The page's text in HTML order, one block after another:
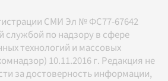
СМИ Эл № ФС77-67642
службой по надзору в сфере
технологий и массовых
10.11.2016 г. Редакция не
за достоверность информации,